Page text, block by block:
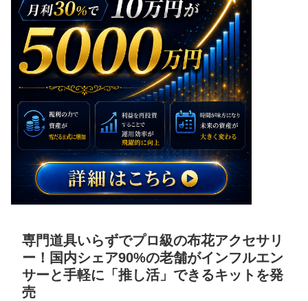
専門道具いらずでプロ級の布花アクセサリ
ー！国内シェア90%の老舗がインフルエン
サーと手軽に「推し活」できるキットを発
売